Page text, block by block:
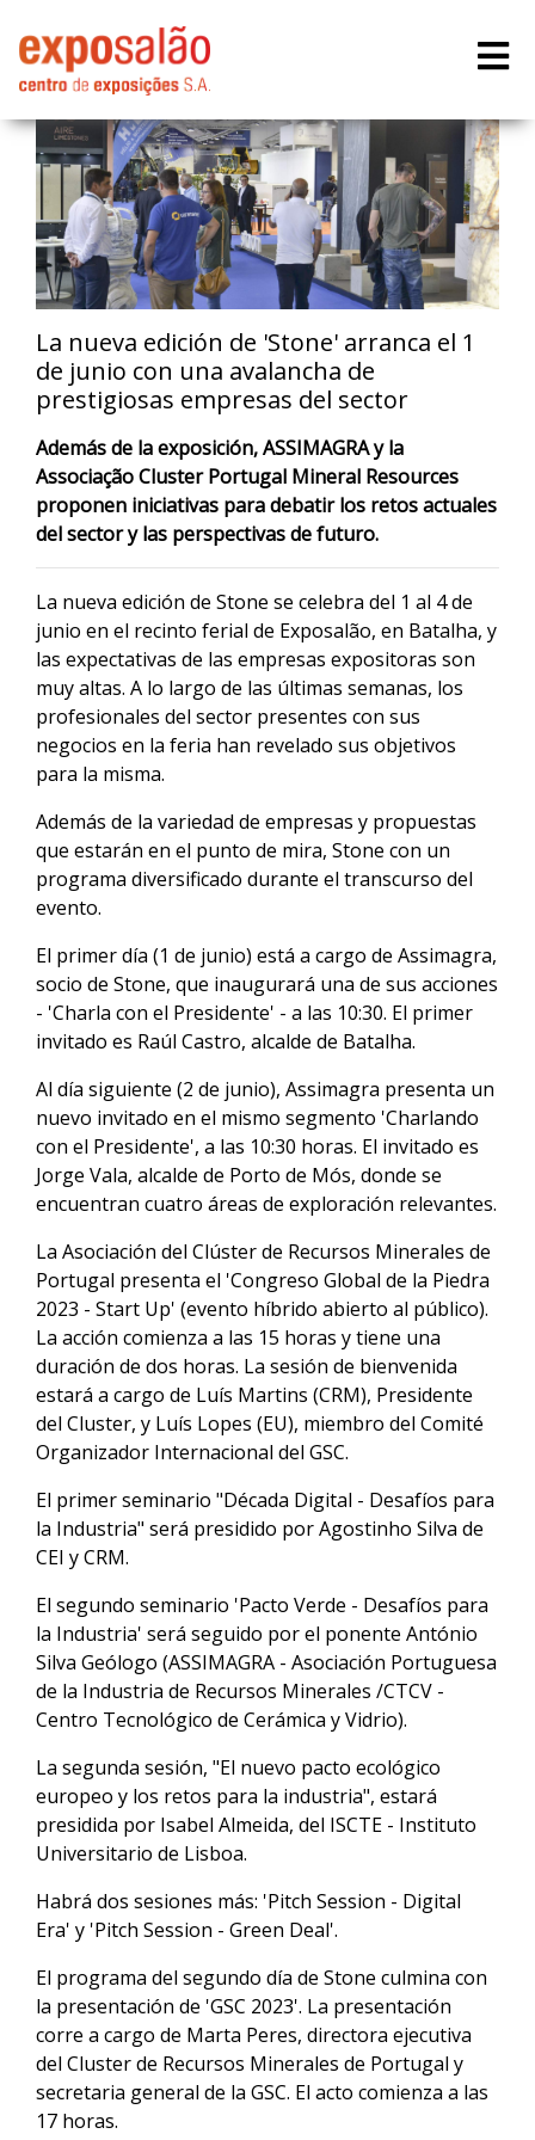
La nueva edición de 'Stone' arranca el 1
de junio con una avalancha de
prestigiosas empresas del sector
Además de la exposición, ASSIMAGRA y la
Associação Cluster Portugal Mineral Resources
proponen iniciativas para debatir los retos actuales
del sector y las perspectivas de futuro.
La nueva edición de Stone se celebra del 1 al 4 de
junio en el recinto ferial de Exposalão, en Batalha, y
las expectativas de las empresas expositoras son
muy altas. A lo largo de las últimas semanas, los
profesionales del sector presentes con sus
negocios en la feria han revelado sus objetivos
para la misma.
Además de la variedad de empresas y propuestas
que estarán en el punto de mira, Stone con un
programa diversificado durante el transcurso del
evento.
El primer día (1 de junio) está a cargo de Assimagra,
socio de Stone, que inaugurará una de sus acciones
- 'Charla con el Presidente' - a las 10:30. El primer
invitado es Raúl Castro, alcalde de Batalha.
Al día siguiente (2 de junio), Assimagra presenta un
nuevo invitado en el mismo segmento 'Charlando
con el Presidente', a las 10:30 horas. El invitado es
Jorge Vala, alcalde de Porto de Mós, donde se
encuentran cuatro áreas de exploración relevantes.
La Asociación del Clúster de Recursos Minerales de
Portugal presenta el 'Congreso Global de la Piedra
2023 - Start Up' (evento híbrido abierto al público).
La acción comienza a las 15 horas y tiene una
duración de dos horas. La sesión de bienvenida
estará a cargo de Luís Martins (CRM), Presidente
del Cluster, y Luís Lopes (EU), miembro del Comité
Organizador Internacional del GSC.
El primer seminario "Década Digital - Desafíos para
la Industria" será presidido por Agostinho Silva de
CEI y CRM.
El segundo seminario 'Pacto Verde - Desafíos para
la Industria' será seguido por el ponente António
Silva Geólogo (ASSIMAGRA - Asociación Portuguesa
de la Industria de Recursos Minerales /CTCV -
Centro Tecnológico de Cerámica y Vidrio).
La segunda sesión, "El nuevo pacto ecológico
europeo y los retos para la industria", estará
presidida por Isabel Almeida, del ISCTE - Instituto
Universitario de Lisboa.
Habrá dos sesiones más: 'Pitch Session - Digital
Era' y 'Pitch Session - Green Deal'.
El programa del segundo día de Stone culmina con
la presentación de 'GSC 2023'. La presentación
corre a cargo de Marta Peres, directora ejecutiva
del Cluster de Recursos Minerales de Portugal y
secretaria general de la GSC. El acto comienza a las
17 horas.